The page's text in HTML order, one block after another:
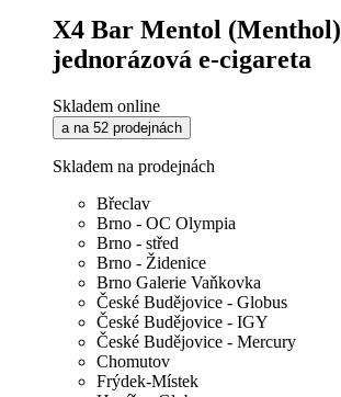
X4 Bar Mentol (Menthol)
jednorázová e-cigareta
Skladem online
a na 52 prodejnách
Skladem na prodejnách
Břeclav
Brno - OC Olympia
Brno - střed
Brno - Židenice
Brno Galerie Vaňkovka
České Budějovice - Globus
České Budějovice - IGY
České Budějovice - Mercury
Chomutov
Frýdek-Místek